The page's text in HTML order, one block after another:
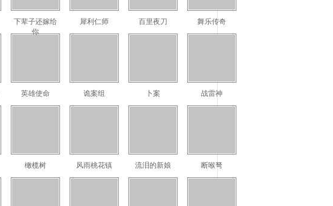
下辈子还嫁给
你
犀利仁师 百里夜刀 舞乐传奇
英雄使命 诡案组 卜案 战雷神
橄榄树 风雨桃花镇 流泪的新娘 断喉弩